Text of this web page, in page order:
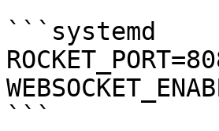
```systemd
```